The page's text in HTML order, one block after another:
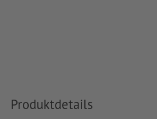
Schriften müssen vollständig
werden
Produktdetails